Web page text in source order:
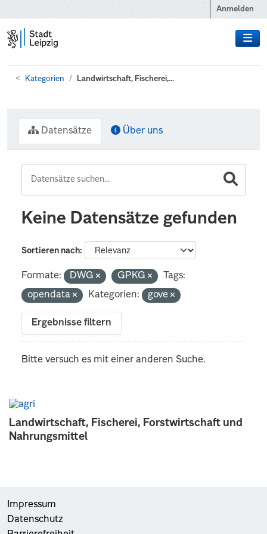
Anmelden
Kategorien Landwirtschaft, Fischerei,...
Landwirtschaft, Fischerei, Forstwirtschaft und
Nahrungsmittel
Datensätze Über uns
Keine Datensätze gefunden
Sortieren nach
Formate: DWG GPKG
Tags:
opendata
Kategorien: gove
Ergebnisse filtern
Bitte versuch es mit einer anderen Suche.
Impressum
Datenschutz